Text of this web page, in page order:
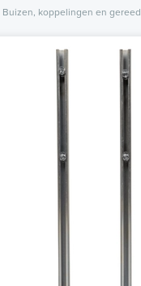
Buizen, koppelingen en